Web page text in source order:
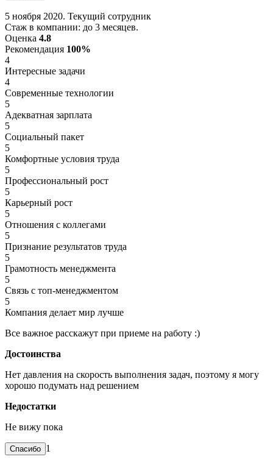
5 ноября 2020. Текущий сотрудник
Стаж в компании: до 3 месяцев.
Оценка 4.8
Рекомендация 100%
4
Интересные задачи
4
Современные технологии
5
Адекватная зарплата
5
Социальный пакет
5
Комфортные условия труда
5
Профессиональный рост
5
Карьерный рост
5
Отношения с коллегами
5
Признание результатов труда
5
Грамотность менеджмента
5
Связь с топ-менеджментом
5
Компания делает мир лучше
Все важное расскажут при приеме на работу :)
Достоинства
Нет давления на скорость выполнения задач, поэтому я могу
хорошо подумать над решением
Недостатки
Не вижу пока
1